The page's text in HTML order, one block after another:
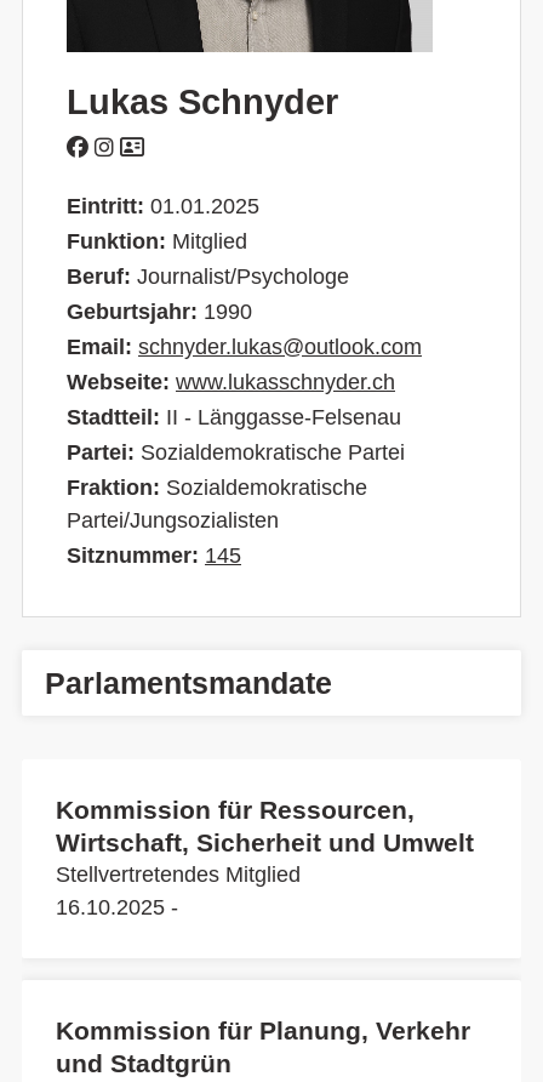
Lukas Schnyder
Eintritt: 01.01.2025
Funktion: Mitglied
Beruf: Journalist/Psychologe
Geburtsjahr: 1990
Email: schnyder.lukas@outlook.com
Webseite: www.lukasschnyder.ch
Stadtteil: II - Länggasse-Felsenau
Partei: Sozialdemokratische Partei
Fraktion: Sozialdemokratische
Partei/Jungsozialisten
Sitznummer: 145
Parlamentsmandate
Kommission für Ressourcen,
Wirtschaft, Sicherheit und Umwelt
Stellvertretendes Mitglied
16.10.2025 -
Kommission für Planung, Verkehr
und Stadtgrün